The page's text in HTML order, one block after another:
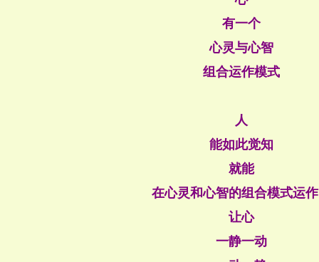
有一个
心灵与心智
组合运作模式
人
能如此觉知
就能
在心灵和心智的组合模式运
让心
一静一动